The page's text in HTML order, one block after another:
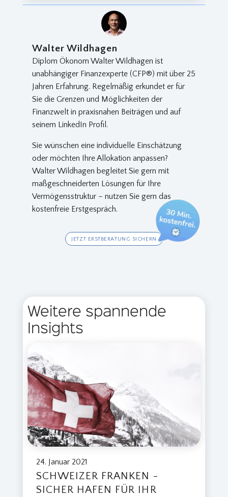
Walter Wildhagen
Diplom Ökonom Walter Wildhagen ist
unabhängiger Finanzexperte (CFP®) mit über 25
Jahren Erfahrung. Regelmäßig erkundet er für
Sie die Grenzen und Möglichkeiten der
Finanzwelt in praxisnahen Beiträgen und auf
seinem LinkedIn Profil.
Sie wünschen eine individuelle Einschätzung
oder möchten Ihre Allokation anpassen?
Walter Wildhagen begleitet Sie gern mit
maßgeschneiderten Lösungen für Ihre
Vermögensstruktur – nutzen Sie gern das
kostenfreie Erstgespräch.
JETZT ERSTBERATUNG SICHERN
Weitere spannende
Insights
24. Januar 2021
SCHWEIZER FRANKEN -
SICHER HAFEN FÜR IHR